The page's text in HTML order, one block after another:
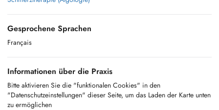
Gesprochene Sprachen
Français
Informationen über die Praxis
Bitte aktivieren Sie die "funktionalen Cookies" in den
"Datenschutzeinstellungen" dieser Seite, um das Laden der Karte unten
zu ermöglichen